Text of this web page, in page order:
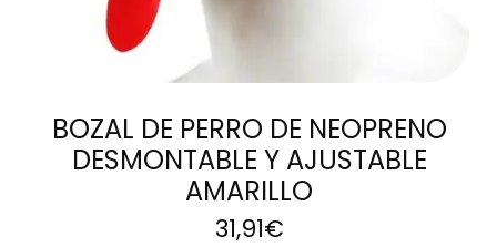
BOZAL DE PERRO DE NEOPRENO
DESMONTABLE Y AJUSTABLE
AMARILLO
31,91€